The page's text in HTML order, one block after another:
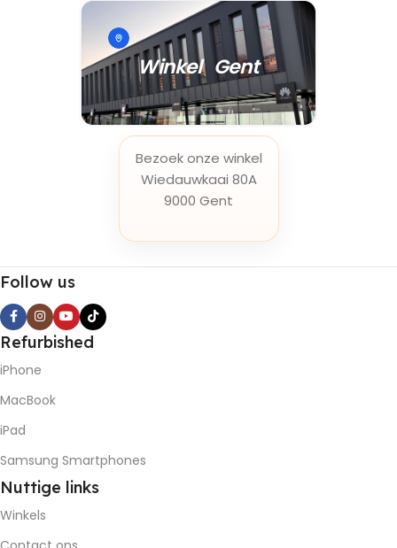
Winkel Gent
Bezoek onze winkel
Wiedauwkaai 80A
9000 Gent
Follow us
Refurbished
iPhone
MacBook
iPad
Samsung Smartphones
Nuttige links
Winkels